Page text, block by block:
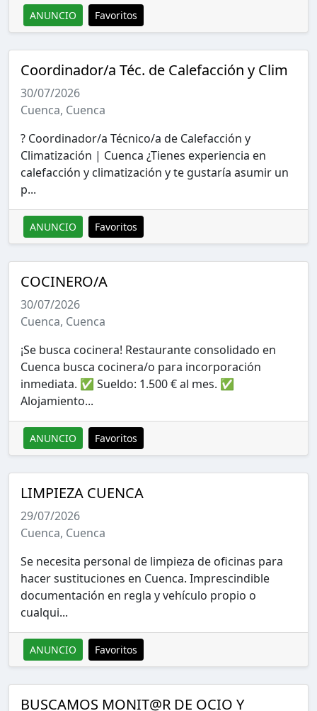
ANUNCIO Favoritos
Coordinador/a Téc. de Calefacción y Clim
30/07/2026
Cuenca, Cuenca
? Coordinador/a Técnico/a de Calefacción y
Climatización | Cuenca ¿Tienes experiencia en
calefacción y climatización y te gustaría asumir un
p...
ANUNCIO Favoritos
COCINERO/A
30/07/2026
Cuenca, Cuenca
¡Se busca cocinera! Restaurante consolidado en
Cuenca busca cocinera/o para incorporación
inmediata. ✅ Sueldo: 1.500 € al mes. ✅
Alojamiento...
ANUNCIO Favoritos
LIMPIEZA CUENCA
29/07/2026
Cuenca, Cuenca
Se necesita personal de limpieza de oficinas para
hacer sustituciones en Cuenca. Imprescindible
documentación en regla y vehículo propio o
cualqui...
ANUNCIO Favoritos
BUSCAMOS MONIT@R DE OCIO Y